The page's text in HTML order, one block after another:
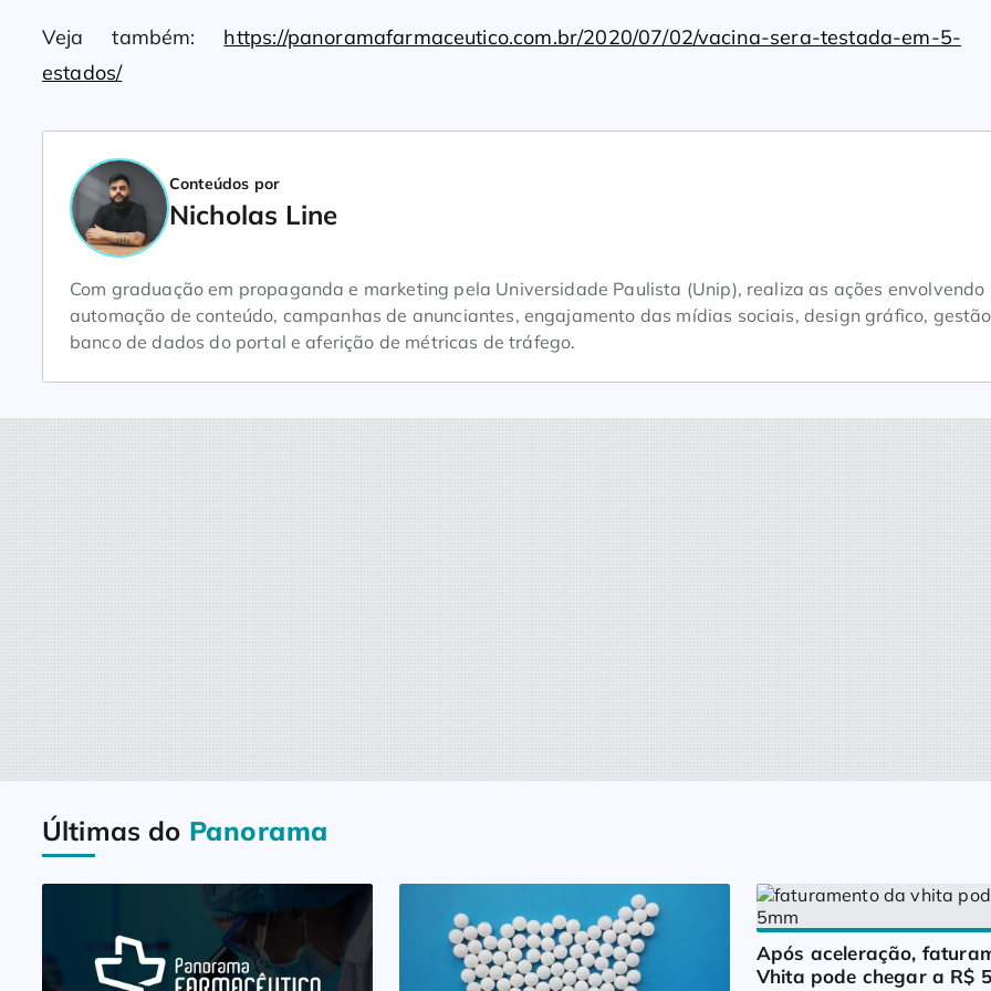
Veja também: https://panoramafarmaceutico.com.br/2020/07/02/vacina-sera-testada-em-5-
estados/
Conteúdos por
Nicholas Line
Com graduação em propaganda e marketing pela Universidade Paulista (Unip), realiza as ações envolvendo
automação de conteúdo, campanhas de anunciantes, engajamento das mídias sociais, design gráfico,
banco de dados do portal e aferição de métricas de tráfego.
Últimas do Panorama
Após aceleração,
Vhita pode chegar a R$